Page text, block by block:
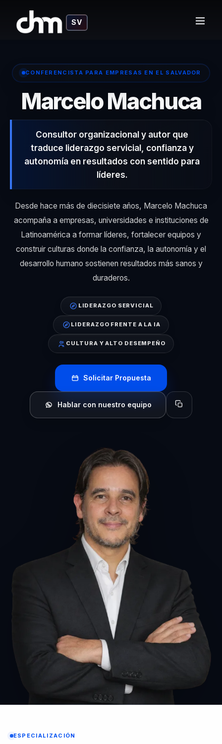
SV
CONFERENCISTA PARA EMPRESAS EN EL SALVADOR
Marcelo Machuca–
Consultor organizacional y autor que
traduce liderazgo servicial, confianza y
autonomía en resultados con sentido para
líderes.
Desde hace más de diecisiete años, Marcelo Machuca
acompaña a empresas, universidades e instituciones de
Latinoamérica a formar líderes, fortalecer equipos y
construir culturas donde la confianza, la autonomía y el
desarrollo humano sostienen resultados más sanos y
duraderos.
LIDERAZGO SERVICIAL
LIDERAZGO FRENTE A LA IA
CULTURA Y ALTO DESEMPEÑO
Solicitar Propuesta
Hablar con nuestro equipo Copiar perfil
ESPECIALIZACIÓN